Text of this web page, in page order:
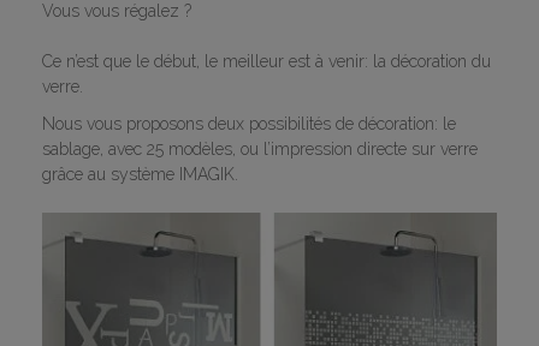
Vous vous régalez ?
Ce n’est que le début, le meilleur est à venir: la décoration du
verre.
Nous vous proposons deux possibilités de décoration: le
sablage, avec 25 modèles, ou l’impression directe sur verre
grâce au système IMAGIK.